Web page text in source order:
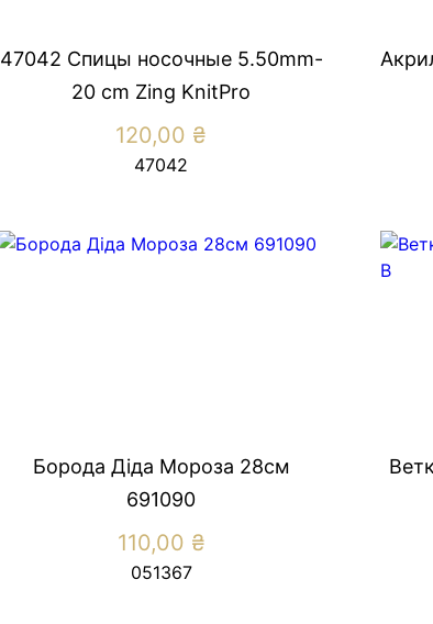
47042 Спицы носочные 5.50mm-
20 cm Zing KnitPro
120,00 ₴
47042
Борода Діда Мороза 28см
691090
110,00 ₴
051367